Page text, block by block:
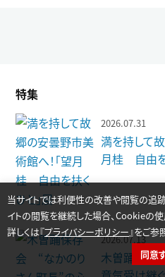
イベント検索 カテゴリ
特集
2026.07.31
満を持して
月桂 自由を
2026.07.13
木曽踊保存
当サイトでは利便性の改善や閲覧の追
イトの閲覧を継続した場合、Cookieの使
詳しくは『プライバシーポリシー 』をご参
同意